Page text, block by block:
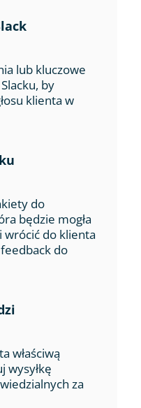
lub kluczowe
by
klienta w
do
będzie mogła
wrócić do klienta
do
właściwą
wysyłkę
za